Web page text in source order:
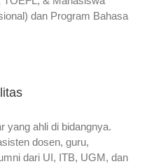
dan Program Bahasa
yang ahli di bidangnya.
dosen, guru,
dari UI, ITB, UGM, dan